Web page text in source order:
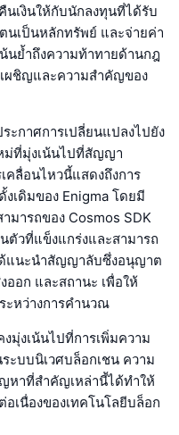
นเงินให้กับนักลงทุนที่ได้รับ
นเป็นหลักทรัพย์ และจ่ายค่า
นย้ำถึงความท้าทายด้านกฎ
เผชิญและความสำคัญของ
ะกาศการเปลี่ยนแปลงไปยัง
ม่ที่มุ่งเน้นไปที่สัญญา
คลื่อนไหวนี้แสดงถึงการ
เดิมของ Enigma โดยมี
มารถของ Cosmos SDK
ตัวที่แข็งแกร่งและสามารถ
แนะนำสัญญาลับซึ่งอนุญาต
ออก และสถานะ เพื่อให้
ะหว่างการคำนวณ
มุ่งเน้นไปที่การเพิ่มความ
ะบบนิเวศบล็อกเชน ความ
หาที่สำคัญเหล่านี้ได้ทำให้
เนื่องของเทคโนโลยีบล็อก